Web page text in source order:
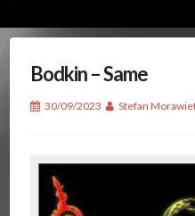
Bodkin – Same
30/09/2023 Stefan